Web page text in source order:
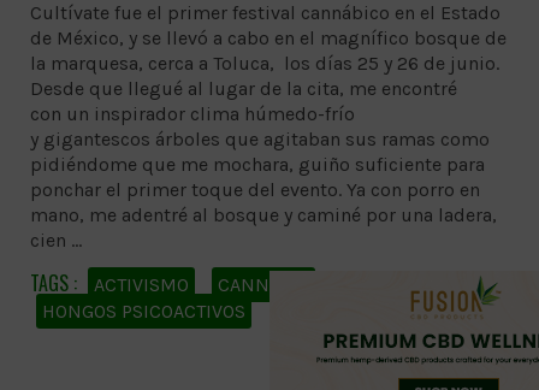
Cultívate fue el primer festival cannábico en el Estado
de México, y se llevó a cabo en el magnífico bosque de
la marquesa, cerca a Toluca, los días 25 y 26 de junio.
Desde que llegué al lugar de la cita, me encontré
con un inspirador clima húmedo-frío
y gigantescos árboles que agitaban sus ramas como
pidiéndome que me mochara, guiño suficiente para
ponchar el primer toque del evento. Ya con porro en
mano, me adentré al bosque y caminé por una ladera,
cien …
Leer más ➱
ACTIVISMO
CANNABIS
HONGOS PSICOACTIVOS